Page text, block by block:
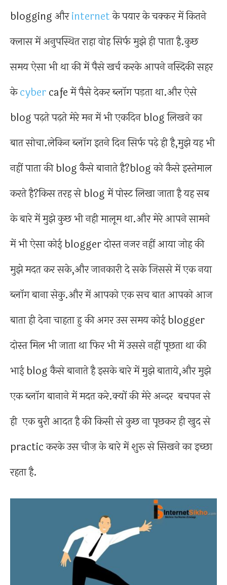
blogging औरinternetके पयार के चक्कर में कितने
क्लास में अनुपस्थित राहा वोह सिर्फ मुझे ही पाता है.कुछ
समय ऐसा भी था की में पैसे खर्च करके आपने नस्दिकी सहर
केcybercafe में पैसे देकर ब्लॉग पड़ता था.और ऐसे
blog पढ़ते पढ़ते मेरे मन में भी एकदिन blog लिखने का
बात सोचा.लेकिन ब्लॉग इतने दिन सिर्फ पढ़े ही है,मुझे यह भी
नहीं पाता की blog कैसे बानाते है?blog को कैसे इस्तेमाल
करते है?किस तरह से blog में पोस्ट लिखा जाता है यह सब
के बारे में मुझे कुछ भी नही मालूम था.और मेरे आपने सामने
में भी ऐसा कोई blogger दोस्त नजर नहीं आया जोह की
मुझे मदत कर सके,और जानकारी दे सके जिससे में एक नया
ब्लॉग बाना सेकु.और में आपको एक सच बात आपको आज
बाता ही देना चाहता हु की अगर उस समय कोई blogger
दोस्त मिल भी जाता था फिर भी में उससे नहीं पूछता था की
भाई blog कैसे बानाते है इसके बारे में मुझे बाताये,और मुझे
एक ब्लॉग बानाने में मदत करे.क्यों की मेरे अन्दर बचपन से
ही एक बुरी आदत है की किसी से कुछ ना पूछकर ही खुद से
practic करके उस चीज़ के बारे में शुरू से सिखने का इच्छा
रहता है.